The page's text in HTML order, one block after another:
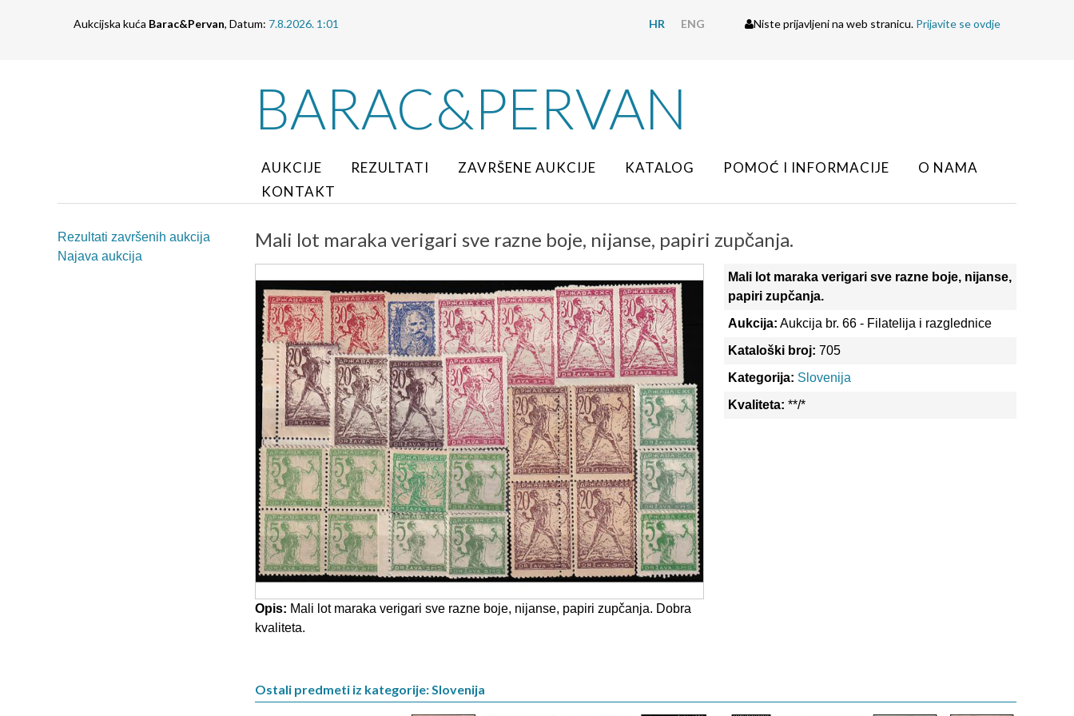
Aukcijska kuća Barac&Pervan, Datum: 7.8.2026. 1:01 HR ENG Niste prijavljeni na web stranicu. Prijavite se ovdje
BARAC&PERVAN
AUKCIJE REZULTATI ZAVRŠENE AUKCIJE KATALOG POMOĆ I INFORMACIJE
O NAMA
KONTAKT
Rezultati završenih aukcija
Najava aukcija
Mali lot maraka verigari sve razne boje, nijanse, papiri zupčanja.
Opis: Mali lot maraka verigari sve razne boje, nijanse, papiri zupčanja. Dobra
kvaliteta.
Mali lot maraka verigari sve razne boje, nijanse,
papiri zupčanja.
Aukcija: Aukcija br. 66 - Filatelija i razglednice
Kataloški broj: 705
Kategorija: Slovenija
Kvaliteta: **/*
Ostali predmeti iz kategorije: Slovenija